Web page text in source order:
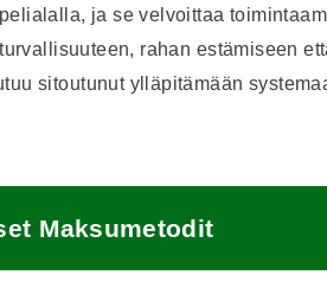
ja se velvoittaa
rahan estämiseen
sitoutunut ylläpitämään
Maksumetodit